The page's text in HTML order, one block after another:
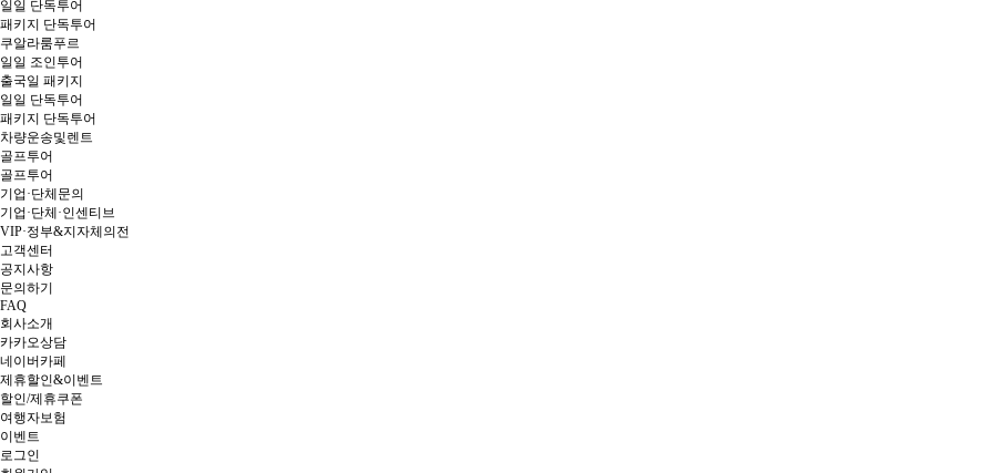
일일 단독투어
패키지 단독투어
쿠알라룸푸르
일일 조인투어
출국일 패키지
일일 단독투어
패키지 단독투어
차량운송및렌트
골프투어
골프투어
기업·단체문의
기업·단체·인센티브
VIP·정부&지자체의전
고객센터
공지사항
문의하기
FAQ
회사소개
카카오상담
네이버카페
제휴할인&이벤트
할인/제휴쿠폰
여행자보험
이벤트
로그인